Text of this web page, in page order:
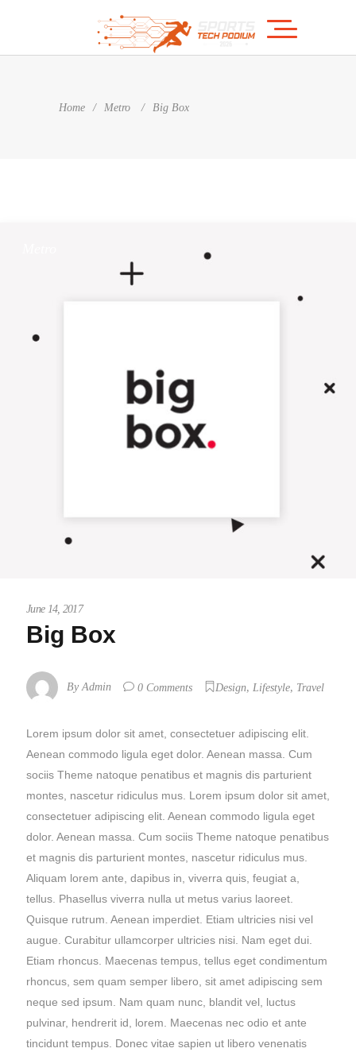
Home / Metro / Big Box
June 14, 2017
Big Box
By Admin 0 Comments Design Lifestyle Travel
Lorem ipsum dolor sit amet, consectetuer adipiscing elit.
Aenean commodo ligula eget dolor. Aenean massa. Cum
sociis Theme natoque penatibus et magnis dis parturient
montes, nascetur ridiculus mus. Lorem ipsum dolor sit amet,
consectetuer adipiscing elit. Aenean commodo ligula eget
dolor. Aenean massa. Cum sociis Theme natoque penatibus
et magnis dis parturient montes, nascetur ridiculus mus.
Aliquam lorem ante, dapibus in, viverra quis, feugiat a,
tellus. Phasellus viverra nulla ut metus varius laoreet.
Quisque rutrum. Aenean imperdiet. Etiam ultricies nisi vel
augue. Curabitur ullamcorper ultricies nisi. Nam eget dui.
Etiam rhoncus. Maecenas tempus, tellus eget condimentum
rhoncus, sem quam semper libero, sit amet adipiscing sem
neque sed ipsum. Nam quam nunc, blandit vel, luctus
pulvinar, hendrerit id, lorem. Maecenas nec odio et ante
tincidunt tempus. Donec vitae sapien ut libero venenatis